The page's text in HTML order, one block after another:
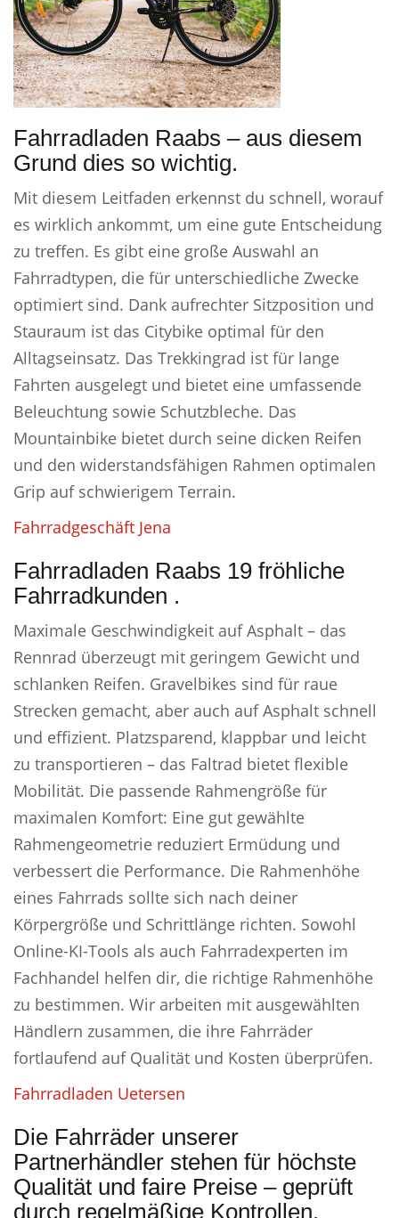
Fahrradladen Raabs – aus diesem
Grund dies so wichtig.
Mit diesem Leitfaden erkennst du schnell, worauf
es wirklich ankommt, um eine gute Entscheidung
zu treffen. Es gibt eine große Auswahl an
Fahrradtypen, die für unterschiedliche Zwecke
optimiert sind. Dank aufrechter Sitzposition und
Stauraum ist das Citybike optimal für den
Alltagseinsatz. Das Trekkingrad ist für lange
Fahrten ausgelegt und bietet eine umfassende
Beleuchtung sowie Schutzbleche. Das
Mountainbike bietet durch seine dicken Reifen
und den widerstandsfähigen Rahmen optimalen
Grip auf schwierigem Terrain.
Fahrradgeschäft Jena
Fahrradladen Raabs 19 fröhliche
Fahrradkunden .
Maximale Geschwindigkeit auf Asphalt – das
Rennrad überzeugt mit geringem Gewicht und
schlanken Reifen. Gravelbikes sind für raue
Strecken gemacht, aber auch auf Asphalt schnell
und effizient. Platzsparend, klappbar und leicht
zu transportieren – das Faltrad bietet flexible
Mobilität. Die passende Rahmengröße für
maximalen Komfort: Eine gut gewählte
Rahmengeometrie reduziert Ermüdung und
verbessert die Performance. Die Rahmenhöhe
eines Fahrrads sollte sich nach deiner
Körpergröße und Schrittlänge richten. Sowohl
Online-KI-Tools als auch Fahrradexperten im
Fachhandel helfen dir, die richtige Rahmenhöhe
zu bestimmen. Wir arbeiten mit ausgewählten
Händlern zusammen, die ihre Fahrräder
fortlaufend auf Qualität und Kosten überprüfen.
Fahrradladen Uetersen
Die Fahrräder unserer
Partnerhändler stehen für höchste
Qualität und faire Preise – geprüft
durch regelmäßige Kontrollen.